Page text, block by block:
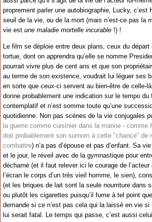
proprement parler une autobiographie, Lucky, c’est
seuil de la vie, ou de la mort (mais n’est-ce pas la
vie est une maladie mortelle incurable !) !
Le film se déploie entre deux plans, ceux du départ
tortue, dont on apprendra qu’elle se nomme
pourrait vivre plus de cent ans et que son
au terme de son existence, voudrait lui léguer ses
en sorte que ceux-ci servent au bien-être de celle-
donne probablement une indication sur le tempo
contemplatif et n’est somme toute qu’une
quotidienne. Non pas scènes de la vie conjugales
la guerre comme cuisinier dans la marine - comme
doit probablement son surnom à cette "chance" de
combattre) n’a pas d’épouse et pas d’enfant. Sa
et le jour, le réveil avec de la gymnastique pour
décharné (et il faut relever ici le courage de
l’écran le corps d’un très vieil homme, le sien),
(et les briques de lait sont la seule nourriture dans
ou plutôt les cigarettes puisqu’il fume à tel point
demande si ce n’est pas cela qui la laissé en vie si
lui serait fatal. Le temps qui passe, c’est aussi